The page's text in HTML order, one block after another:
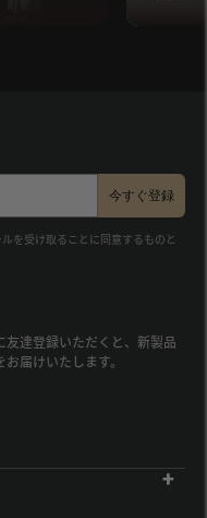
今すぐ登録
を受け取ることに同意するものと
達登録いただくと、新製品
届けいたします。